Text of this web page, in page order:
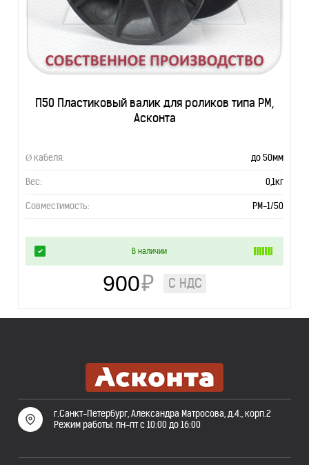
П50 Пластиковый валик для роликов типа РМ,
Асконта
Ø кабеля: до 50мм
Вес: 0,1кг
Совместимость: РМ-1/50
В наличии
900₽ С НДС
г.Санкт-Петербург, Александра Матросова, д.4., корп.2
Режим работы: пн-пт с 10:00 до 16:00